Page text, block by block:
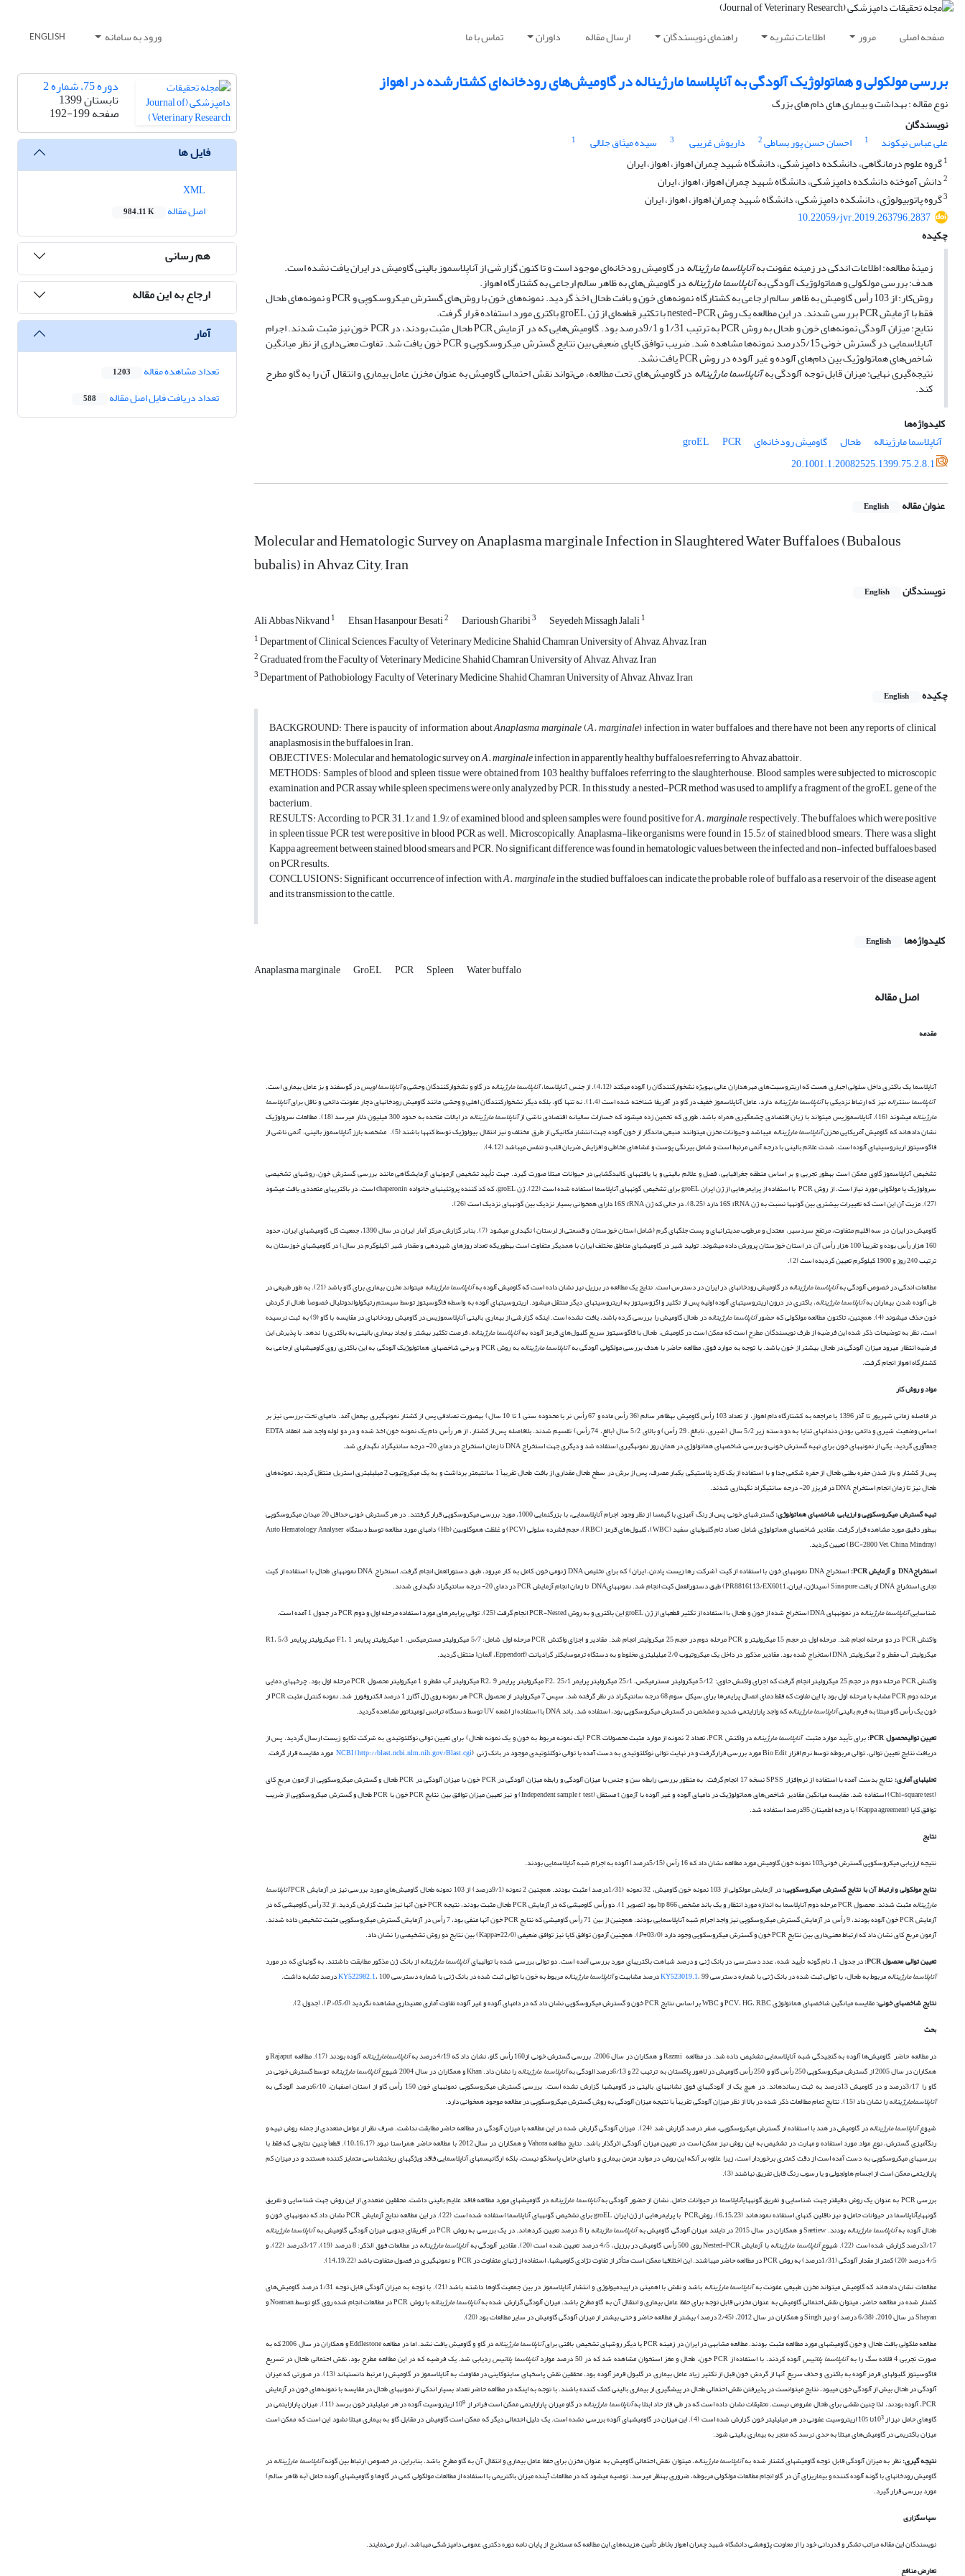
صفحه اصلی مرور اطلاعات نشریه راهنمای نویسندگان ارسال مقاله داوران تماس با ما ورود به سامانه ENGLISH
بررسی مولکولی و هماتولوژیک آلودگی به آناپلاسما مارژیناله در گاومیش‌های رودخانه‌ای کشتارشده در اهواز
نوع مقاله : بهداشت و بیماری های دام های بزرگ
نویسندگان
علی عباس نیکوند
1 احسان حسن پور بساطی2 داریوش غریبی 3 سیده میثاق جلالی
1
1گروه علوم درمانگاهی، دانشکده دامپزشکی، دانشگاه شهید چمران اهواز، اهواز، ایران
2دانش آموخته دانشکده دامپزشکی، دانشگاه شهید چمران اهواز، اهواز، ایران
3گروه پاتوبیولوژی، دانشکده دامپزشکی، دانشگاه شهید چمران اهواز، اهواز، ایران
10.22059/jvr.2019.263796.2837
چکیده
زمینۀ مطالعه: اطلاعات اندکی در زمینه عفونت بهآناپلاسما مارژینالهدر گاومیش رودخانه‌ای موجود است و تا کنون گزارشی از آناپلاسموز بالینی گاومیش در ایران یافت نشده است.
هدف: بررسی مولکولی و هماتولوژیک آلودگی بهآناپلاسما مارژینالهدر گاومیش‌های به ظاهر سالم ارجاعی به کشتارگاه اهواز.
روش‌کار: از 103 رأس گاومیش به ظاهر سالم ارجاعی به کشتارگاه نمونه‌های خون و بافت طحال اخذ گردید. نمونه‌های خون با روش‌های گسترش میکروسکوپی و PCR و نمونه‌های طحال
فقط با آزمایش PCR بررسی شدند. در این مطالعه یک روش nested-PCR با تکثیر قطعه‌ای از ژن groEL باکتری مورد استفاده قرار گرفت.
نتایج: میزان آلودگی نمونه‌های خون و طحال به روش PCR به ترتیب 1/31 و 9/1درصد بود. گاومیش‌هایی که در آزمایش PCR طحال مثبت بودند، در PCR خون نیز مثبت شدند. اجرام
آناپلاسمایی در گسترش خونی 5/15درصد نمونه‌ها مشاهده شد. ضریب توافق کاپای ضعیفی بین نتایج گسترش میکروسکوپی و PCR خون یافت شد. تفاوت معنی‌داری از نظر میانگین
شاخص‌های هماتولوژیک بین دام‌های آلوده و غیر آلوده در روش PCR یافت نشد.
نتیجه‌گیری نهایی: میزان قابل توجه آلودگی بهآناپلاسما مارژینالهدر گاومیش‌های تحت مطالعه، می‌تواند نقش احتمالی گاومیش به عنوان مخزن عامل بیماری و انتقال آن را به گاو مطرح
‌کند.
کلیدواژه‌ها
آناپلاسما مارژیناله
طحال گاومیش رودخانه‌ای groEL
PCR
20.1001.1.20082525.1399.75.2.8.1
عنوان مقاله English
Molecular and Hematologic Survey on Anaplasma marginale Infection in Slaughtered Water Buffaloes (Bubalous
bubalis) in Ahvaz City, Iran
نویسندگان English
Ali Abbas Nikvand1 Ehsan Hasanpour Besati2 Darioush Gharibi3 Seyedeh Missagh Jalali1
1Department of Clinical Sciences, Faculty of Veterinary Medicine, Shahid Chamran University of Ahvaz, Ahvaz, Iran
2Graduated from the Faculty of Veterinary Medicine, Shahid Chamran University of Ahvaz, Ahvaz, Iran
3Department of Pathobiology, Faculty of Veterinary Medicine, Shahid Chamran University of Ahvaz, Ahvaz, Iran
چکیده
English
BACKGROUND: There is paucity of information aboutAnaplasma marginale(A. marginale) infection in water buffaloes and there have not been any reports of clinical
anaplasmosis in the buffaloes in Iran.
OBJECTIVES: Molecular and hematologic survey onA. marginaleinfection in apparently healthy buffaloes referring to Ahvaz abattoir.
METHODS: Samples of blood and spleen tissue were obtained from 103 healthy buffaloes referring to the slaughterhouse. Blood samples were subjected to microscopic
examination and PCR assay while spleen specimens were only analyzed by PCR. In this study, a nested-PCR method was used to amplify a fragment of the groEL gene of the
bacterium.
RESULTS: According to PCR, 31.1% and 1.9% of examined blood and spleen samples were found positive forA. marginale, respectively. The buffaloes which were positive
in spleen tissue PCR test were positive in blood PCR, as well. Microscopically, Anaplasma-like organisms were found in 15.5% of stained blood smears. There was a slight
Kappa agreement between stained blood smears and PCR. No significant difference was found in hematologic values between the infected and non-infected buffaloes based
on PCR results.
CONCLUSIONS: Significant occurrence of infection withA. marginalein the studied buffaloes can indicate the probable role of buffalo as a reservoir of the disease agent
and its transmission to the cattle.
کلیدواژه‌ها English
Anaplasma marginale GroEL PCR Spleen Water buffalo
اصل مقاله
مقدمه
آناپلاسما یک باکتری داخل سلولی اجباری هست که اریتروسیت‌های مهره­داران عالی به­ویژه نشخوارکنندگان را آلوده می­کند (4،12). از جنس آناپلاسما، آناپلاسما مارژینالهدر گاو و نشخوارکنندگان وحشی وآناپلاسما اویسدر گوسفند و بز عامل بیماری است.
آناپلاسما سنترالهنیز که ارتباط نزدیکی باآناپلاسما مارژیناله دارد، عامل آناپلاسموز خفیف در گاو در آفریقا شناخته شده است (1،4). نه تنها گاو، بلکه دیگر نشخوارکنندگان اهلی و وحشی مانند گاومیش رودخانه­ای دچار عفونت دائمی و ناقل برای
آناپلاسما
مارژینالهمی­شوند (16). آناپلاسموزیس می­تواند با زیان اقتصادی چشمگیری همراه باشد، طوری که تخمین زده می­شود که خسارات سالیانه اقتصادی ناشی از آناپلاسما مارژیناله
در ایالات متحده به حدود 300 میلیون دلار می­رسد (18). مطالعات سرولوژیک
نشان داده­اند که گاومیش آمریکایی مخزنآناپلاسما مارژیناله
می­باشد و حیوانات مخزن می­توانند منبعی ماندگار از خون آلوده جهت انتشار مکانیکی از طرق مختلف و نیز انتقال بیولوژیک توسط کنه­ها باشند (5). مشخصه بارز آناپلاسموز بالینی، آنمی ناشی از
فاگوسیتوز اریتروسیت­های آلوده است. شدت علائم بالینی با درجه آنمی مرتبط است و شامل بی­رنگی پوست و غشاهای مخاطی و افزایش ضربان قلب و تنفس می­باشد (4،12).
تشخیص آناپلاسموز گاوی ممکن است به­طور تجربی و بر اساس منطقه جغرافیایی، فصل و علائم بالینی و یا یافته­های کالبدگشایی در حیوانات مبتلا صورت گیرد. جهت تأیید تشخیص آزمون­های آزمایشگاهی مانند بررسی گسترش خون، روش­های تشخیصی
سرولوژیک یا مولکولی مورد نیاز است. از روش PCR با استفاده از پرایمرهایی از ژن اپران groEL برای تشخیص گونه­های آناپلاسما استفاده شده است (22). ژن groEL، که کد کننده پروتئین­های خانواده chaperonin است، در باکتری­های متعددی یافت می­شود
(27). مزیت آن این است که تغییرات بیشتری بین گونه­ها نسبت به ژن 16S rRNA دارد (8،25)، در حالی که ژن 16S rRNA دارای هم­خوانی بسیار نزدیک بین گونه­های نزدیک است (26).
گاومیش در ایران در سه اقلیم متفاوت، مرتفع سردسیر، معتدل و مرطوب مدیترانه­ای و پست جلگه­ای گرم (شامل استان خوزستان و قسمتی از لرستان) نگهداری می­شود (7). بنابر گزارش مرکز آمار ایران در سال 1390، جمعیت کل گاومیش­های ایران، حدود
160 هزار رأس بوده و تقریباً 100 هزار رأس آن در استان خوزستان پرورش داده می­شوند. تولید شیر در گاومیش­های مناطق مختلف ایران با همدیگر متفاوت است به­طوریکه تعداد روزهای شیردهی و مقدار شیر (کیلوگرم در سال) در گاومیش­های خوزستان به
ترتیب 240 روز و 1900 کیلوگرم تعیین گردیده است (2).
مطالعات اندکی در خصوص آلودگی بهآناپلاسما مارژینالهدر گاومیش رودخانه­ای در ایران در دسترس است. نتایج یک مطالعه در برزیل نیز نشان داده است که گاومیش آلوده بهآناپلاسما مارژیناله
می­تواند مخزن بیماری برای گاو باشد (21). به طور طبیعی در
طی آلوده شدن بیماران بهآناپلاسما مارژیناله، باکتری در درون اریتروسیت­های آلوده اولیه پس از تکثیر و اگزوسیتوز به اریتروسیت­های دیگر منتقل می­شود. اریتروسیت­های آلوده به واسطه فاگوسیتوز توسط سیستم رتیکولواندوتلیال خصوصاً طحال از گردش
خون حذف می­شوند (4). همچنین، تاکنون مطالعه مولکولی که حضور
آناپلاسما مارژیناله
در طحال گاومیش را بررسی کرده باشد، یافت نشده است. اینکه گزارشی از بیماری بالینی آناپلاسموزیس در گاومیش رودخانه­ای در مقایسه با گاو (9) به ثبت نرسیده
است، نظر به توضیحات ذکر شده این فرضیه از طرف نویسندگان مطرح است که ممکن است در گاومیش، طحال با فاگوسیتوز سریع گلبول‌های قرمز آلوده بهآناپلاسما مارژیناله، فرصت تکثیر بیشتر و ایجاد بیماری بالینی به باکتری را ندهد. با پذیرش این
فرضیه انتظار می­رود میزان آلودگی در طحال بیشتر از خون باشد. با توجه به موارد فوق، مطالعه حاضر با هدف بررسی مولکولی آلودگی بهآناپلاسما مارژیناله
به روش PCR و برخی شاخص­های هماتولوژیک آلودگی به این باکتری روی گاومیش­های ارجاعی به
کشتارگاه اهواز انجام گرفت.
مواد و روشکار
در فاصله زمانی شهریور تا آذر 1396 با مراجعه به کشتارگاه دام اهواز، از تعداد 103 رأس گاومیش به­ظاهر سالم (36 رأس ماده و 67 رأس نر با محدوده سنی 1 تا 10 سال) به­صورت تصادفی پس از کشتار نمونه­گیری به­عمل آمد. دام­های تحت بررسی نیز بر
اساس وضعیت شیری و دائمی بودن دندان­های ثنایا به دو دسته زیر 5/2 سال (شیری، نابالغ، 29 رأس) و بالای 5/2 سال (بالغ، 74 رأس) تقسیم شدند. بلافاصله پس از کشتار، از هر رأس دام یک نمونه خون اخذ شده و در دو لوله واجد ضد انعقاد EDTA
جمع­آوری گردید. یکی از نمونه­های خون برای تهیه گسترش خونی و بررسی شاخص­های هماتولوژی در همان روز نمونه­گیری استفاده شد و دیگری جهت استخراج DNA تا زمان استخراج در دمای 20- درجه سانتی­گراد نگهداری شد.
پس از کشتار و باز شدن حفره بطنی طحال از حفره شکمی جدا و با استفاده از یک کارد پلاستیکی یک­بار مصرف، پس از برش در سطح طحال مقداری از بافت طحال تقریباً 1 سانتی­متر برداشت و به یک میکروتیوب 2 میلی­لیتری استریل منتقل گردید. نمونه‌های
طحال نیز تا زمان انجام استخراج DNA در فریزر 20- درجه سانتی­گراد نگهداری شدند.
تهیه گسترش میکروسکوپی و ارزیابی شاخص­های هماتولوژی:
گسترش­های خونی پس از رنگ آمیزی با گیمسا از نظر وجود اجرام آناپلاسمایی، با بزرگنمایی 1000، مورد بررسی میکروسکوپی قرار گرفتند. در هر گسترش خونی حداقل 20 میدان میکروسکوپی
به­طور دقیق مورد مشاهده قرار ­گرفت. مقادیر شاخص­های هماتولوژی شامل تعداد تام گلبول­های سفید (WBC)، گلبول‌های قرمز (RBC)، حجم فشرده سلولی (PCV) و غلظت هموگلوبین (Hb) دام­های مورد مطالعه توسط دستگاه Auto Hematology Analyser
(BC-2800 Vet, China, Mindray) تعیین گردید.
استخراجDNA و آزمایشPCR
:
استخراج DNA نمونه­های خون با استفاده از کیت (شرکت رها زیست پادتن، ایران) که برای تخلیص DNA ژنومی خون کامل به کار می­رود، طبق دستورالعمل انجام گرفت. استخراج DNA نمونه­های طحال با استفاده از کیت
تجاری استخراج DNA از بافت Sina pure (سیناژن، ایران،PR8816113/EX6011) طبق دستورالعمل کیت انجام شد. نمونه­هایDNA تا زمان انجام آزمایش PCR در دمای 20- درجه سانتی­گراد نگهداری شدند.
شناساییآناپلاسما مارژینالهدر نمونه­های DNA استخراج شده از خون و طحال با استفاده از تکثیر قطعه­ای از ژن groEL این باکتری و به روش PCR-Nested انجام گرفت (25). توالی پرایمرهای مورد استفاده مرحله اول و دوم PCR در جدول 1 آمده است.
واکنش PCR در دو مرحله انجام شد. مرحله اول در حجم 15 میکرولیتر و PCR مرحله دوم در حجم 25 میکرولیتر انجام شد. مقادیر و اجزای واکنش PCR مرحله اول شامل: 5/7 میکرولیتر مسترمیکس، 1 میکرولیتر پرایمر F1، 1 میکرولیتر پرایمر R1، 5/3
میکرولیتر آب مقطر و 2 میکرولیتر DNA استخراج شده بود. مقادیر مذکور در داخل یک میکروتیوب 2/0 میلی­لیتری مخلوط و به دستگاه ترموسایکلر گرادیانت (Eppendorf، آلمان( منتقل گردید.
واکنش PCR مرحله دوم در حجم 25 میکرولیتر انجام گرفت که اجزای واکنش حاوی: 5/12 میکرولیتر مسترمیکس، 25/1 میکرولیتر پرایمر F2، 25/1 میکرولیتر پرایمر R2، 9 میکرولیتر آب مقطر و 1 میکرولیتر محصول PCR مرحله اول بود. چرخه­های دمایی
مرحله دوم PCR مشابه با مرحله اول بود با این تفاوت که فقط دمای اتصال پرایمر­ها برای سیکل سوم 68 درجه سانتی­گراد در نظر گرفته شد. سپس 7 میکرولیتر از محصول PCR هر نمونه روی ژل آگارز 1 درصد الکتروفورز شد. نمونه کنترل مثبت PCR از
خون یک رأس گاو مبتلا به فرم بالینیآناپلاسما مارژینالهکه واجد پارازایتمی شدید و مشخص در گسترش میکروسکوپی بود، استفاده شد. باند DNA با استفاده از اشعه UV توسط دستگاه ترانس لومیناتور مشاهده گردید.
تعیینتوالیمحصولPCR
:برای تأیید موارد مثبتآناپلاسما مارژیناله
در واکنش PCR، تعداد 2 نمونه از موارد مثبت محصولات PCR (یک نمونه مربوط به خون و یک نمونه طحال) برای تعیین توالی نوکلئوتیدی به شرکت تکاپو زیست ارسال گردید. پس از
دریافت نتایج تعیین توالی، توالی مربوطه توسط نرم افزار Bio Edit مورد بررسی قرارگرفت و در نهایت توالی نوکلئوتیدی به دست آمده با توالی نوکلئوتیدی موجود در بانک ژنی (
http://blast.ncbi.nlm.nih.gov/Blast.cgi) NCBI
مورد مقایسه قرار گرفت.
تحلیل­های آماری:
نتایج بدست آمده با استفاده از نرم‌افزار SPSS نسخه 17 انجام گرفت. به منظور بررسی رابطه سن و جنس با میزان آلودگی و رابطه میزان آلودگی در PCR خون با میزان آلودگی در PCR طحال و گسترش میکروسکوپی از آزمون­ مربع کای
(Chi-square test) استفاده شد. مقایسه میانگین مقادیر شاخص‌های هماتولوژیک در دام­های آلوده و غیر آلوده با آزمون t مستقل (Independent sample
t
test) و نیز تعیین میزان توافق بین نتایج PCR خون با PCR طحال و گسترش میکروسکوپی از ضریب
توافق کاپا (Kappa agreement) با درجه اطمینان 95درصد استفاده شد.
نتایج
نتیجه ارزیابی میکروسکوپی گسترش خونی103 نمونه خون گاومیش مورد مطالعه نشان داد که 16 رأس (5/15درصد) آلوده به اجرام شبه آناپلاسمایی بودند.
نتایج مولکولی و ارتباط آن با نتایج گسترش میکروسکوپی:در آزمایش مولکولی از 103 نمونه خون گاومیش، 32 نمونه (1/31درصد) مثبت بودند. همچنین 2 نمونه (9/1درصد) از 103 نمونه طحال گاومیش‌های مورد بررسی نیز در آزمایش PCR
آناپلاسما
مارژیناله
مثبت شدند. محصول PCR مرحله دوم آناپلاسما به ­اندازه مورد انتظار و یک باند مشخص bp 866 بود (تصویر 1). دو رأس گاومیشی که در آزمایش PCR طحال مثبت بودند، نتیجه PCR خون آن­ها نیز مثبت گزارش گردید. از 32 رأس گاومیشی که در
آزمایش PCR خون آلوده بودند، 9 رأس در آزمایش گسترش میکروسکوپی نیز واجد اجرام شبه آناپلاسمایی بودند. همچنین از بین 71 رأس گاومیشی که نتایج PCR خون آن­ها منفی بود، 7 رأس در آزمایش گسترش میکروسکوپی مثبت تشخیص داده شدند.
آزمون مربع کای نشان داد که ارتباط معنی‌داری بین نتایج PCR خون و گسترش میکروسکوپی وجود دارد (03/0=
P). همچنین آزمون توافق کاپا نیز توافق ضعیفی (22/0=Kappa) بین نتایج دو روش تشخیصی را نشان داد.
تعیین توالی محصولPCR
:در جدول 1، نام گونه تأیید شده، عدد دسترسی در بانک ژنی و درصد شباهت باکتری­های مورد بررسی آمده است. دو توالی بررسی شده با توالی­های آناپلاسما مارژینالهاز بانک ژن مذکور مطابقت داشتند. به گونه­ای که در مورد
آناپلاسما مارژینالهمربوط به طحال، با توالی ثبت شده در بانک ژنی با شماره دسترسی KY523019.1، 99 درصد مشابهت و آناپلاسما مارژینالهمربوط به خون با توالی ثبت شده در بانک ژنی با شماره دسترسی KY522982.1، 100 درصد تشابه داشت.
نتایج شاخص­های خونی:مقایسه میانگین شاخص­های هماتولوژی PCV، HG، RBC و WBC بر اساس نتایج PCR خون و گسترش میکروسکوپی نشان داد که در دام­های آلوده و غیر آلوده تفاوت آماری معنی­داری مشاهده نگردید ( 05/0<
P)، (جدول 2).
بحث
در مطالعه حاضر گاومیش‌ها آلوده به گنجیدگی شبه آناپلاسمایی تشخیص داده شد. در مطالعه Razmi و همکاران در سال 2006، بررسی گسترش خونی از160 رأس گاو، نشان داد که 4/19درصد به
آناپلاسمامارژیناله
آلوده بودند (17). مطالعه Rajaput و
همکاران در سال 2005 از گسترش میکروسکوپی 250 رأس گاو و 250 رأس گاومیش در لاهور پاکستان به ترتیب 22 و 6/13درصد الودگی به
آناپلاسما مارژینالهرا نشان داد. Khan و همکاران در سال 2004 شیوع آناپلاسما مارژیناله توسط گسترش خونی در
گاو را 3/17درصد و در گاومیش 13درصد به ثبت رسانده­اند. در هیچ یک از آلودگی­های فوق نشانه­های بالینی در گاومیش­ها گزارش نشده است. بررسی گسترش میکروسکوپی نمونه­های خون 150 رأس گاو از استان اصفهان، 6/10درصد آلودگی به
آناپلاسمامارژینالهرا نشان داد (15). نتایج تمام مطالعات ذکر شده در بالا از نظر میزان آلودگی تقریباً با نتیجه میزان آلودگی به روش گسترش میکروسکوپی در مطالعه موجود هم­خوانی دارد.
شیوعآناپلاسما مارژیناله
در گاومیش در هند با استفاده از گسترش میکروسکوپی، صفر درصد گزارش شد (24). میزان آلودگی گزارش شده در این مطالعه با میزان آلودگی در مطالعه حاضر مطابقت نداشت. صرف نظر از عوامل متعددی از جمله روش تهیه و
رنگ­آمیزی گسترش، نوع مواد مورد استفاده و مهارت در تشخیص به این روش نیز ممکن است در تعیین میزان آلودگی اثرگذار باشد. نتایج مطالعه Vahora و همکاران در سال 2012 با مطالعه حاضر هم­راستا نبود (10،16،17). قطعاً چنین نتایجی که فقط با
بررسی­های میکروسکوپی به دست آمده است از دقت کمتری برخوردار است، زیرا علاوه بر آن­که این روش در موارد مزمن بیماری و دام­های حامل پاسخگو نیست، بلکه ارگانیسم­های آناپلاسمایی فاقد ویژگی­های ریخت­شناسی متمایز کننده هستند و در میزان کم
پارازیتمی ممکن است از اجسام هاول­جولی و یا رسوب رنگ قابل تفریق نباشند (3).
بررسی PCR به عنوان یک روش دقیق­تر جهت شناسایی و تفریق گونه­هایآناپلاسما در حیوانات حامل، نشان از حضور آلودگی به
آناپلاسما مارژینالهدر گاومیش­های مورد مطالعه فاقد علایم بالینی داشت. محققین متعددی از این روش جهت شناسایی و تفریق
گونه­هایآناپلاسما در حیوانات حامل و نیز ناقلین کنه­ای استفاده نموده­اند (6،15،23). روشPCR با پرایمرهایی از ژن اپران groEL برای تشخیص گونه­های آناپلاسما استفاده شده است (22). در این مطالعه نتایج آزمایش PCR نشان داد که نمونه­های خون و
طحال آلوده بهآناپلاسما مارژینالهبودند. Saetiew و همکاران در سال 2015 در تایلند میزان آلودگی گاومیش به آناپلاسما ماژیناله را 8 درصد تعیین کرده­اند. در یک بررسی به روش PCR در آفریقای جنوبی میزان آلودگی گاومیش­ به
آناپلاسما مارژیناله
3/17درصد گزارش شده است (22). شیوع
آناپلاسما مارژینالهبا آزمایش Nested-PCR روی 500 رأس گاومیش در برزیل، 4/5 درصد تعیین شده است (20). مقادیر آلودگی به آناپلاسما مارژیناله
در مطالعات فوق الذکر: 8 درصد (19)، 3/17درصد (22)، و
4/5 درصد (20) کمتر از مقدار آلودگی (1/31درصد) به روش PCR در مطالعه حاضر می­باشند. این اختلاف­ها ممکن است متأثر از تفاوت نژادی گاومیش­ها، استفاده از ژن­های متفاوت در PCR و نمونه­گیری در فصول متفاوت باشد (14،19،22).
مطالعات نشان داده­اند که گاومیش می­تواند مخزن طبیعی عفونت بهآناپلاسما مارژیناله
­باشد و نقش با اهمیتی در اپیدمیولوژی و انتشار آناپلاسموز در بین جمعیت گاوها داشته باشد (21). با توجه به میزان آلودگی قابل توجه 1/31 درصد گاومیش‌های
کشتار شده در مطالعه حاضر، می­توان نقش احتمالی گاومیش به عنوان مخزنی قابل توجه برای حفظ عامل بیماری و انتقال آن به گاو مطرح باشد. میزان آلودگی گزارش شده بهآناپلاسما مارژیناله
با روش PCR در مطالعات انجام شده روی گاو توسط Noaman و
Shayan در سال 2010، (6/38 درصد) و نیز Singh و همکاران در سال 2012، (2/45 درصد) بیشتر از مطالعه حاضر و حتی بیشتر از میزان آلودگی گاومیش در سایر مطالعات بود (20).
مطالعه ملکولی بافت طحال و خون گاومیش­های مورد مطالعه مثبت بودند. مطالعه مشابهی در ایران در زمینه PCR یا دیگر روش­های تشخیص بافتی برای
آناپلاسما مارژیناله
در گاو و گاومیش یافت نشد. اما در مطالعه Eddlestone و همکاران در سال 2006 که به
صورت تجربی 4 قلاده سگ را به
آناپلاسما پلاتیسآلوده کردند، با استفاده از PCR خون، طحال و مغز استخوان مشاهده شد که در 50 درصد موارد آناپلاسما پلاتیسردیابی شد. یک فرضیه که در این مطالعه مطرح بود، نقش احتمالی طحال در تسریع
فاگوسیتوز گلبول­های قرمز آلوده به باکتری و حذف سریع آن­ها از گردش خون قبل از تکثیر زیاد عامل بیماری در گلبول قرمز آلوده بود. محققین نقش پاسخ­های سایتوکاینی در مقاومت به آناپلاسموز در گاومیش را مرتبط دانسته­اند (13). در صورتی که میزان
آلودگی در طحال بیش از آلودگی خون می­بود، نتایج می­توانست در پذیرفتن نقش احتمالی طحال در پیشگیری از بیماری بالینی کمک کننده باشند. با توجه به اینکه در مطالعه حاضر تعداد بسیار اندکی از نمونه­های طحال در مقایسه با نمونه‌های خون در آزمایش
PCR، آلوده بودند، لذا چنین نقشی برای طحال مفروض نیست. تحقیقات نشان داده است که در طی فاز حاد ابتلا به
آناپلاسما مارژینالهدر گاو میزان پارازایتمی ممکن است فراتر از 10 9
اریتروسیت آلوده در هر میلی­لیتر خون برسد (11). میزان پارازایتمی در
گاوهای حامل نیز از 103 تا 105
اریتروسیت عفونی در هر میلی­لیتر خون گزارش شده است (4). این میزان در گاومیش­های آلوده بررسی نشده است. یک دلیل احتمالی دیگر که ممکن است گاومیش در مقابل گاو به بیماری مبتلا نشود این است که ممکن است
میزان باکتریمی در گاومیش‌های مبتلا به حدی نرسد که منجر به بیماری بالینی شود.
نتیجه­ گیری:نظر به میزان آلودگی قابل توجه گاومیش­های کشتار شده بهآناپلاسما مارژیناله، می­توان نقش احتمالی گاومیش به عنوان مخزن برای حفظ عامل بیماری و انتقال آن به گاو مطرح باشد. بنابراین، در خصوص ارتباط بین گونهآناپلاسما مارژینالهدر
گاومیش­ رودخانه­ای با گونه آلوده کننده و بیماریزای آن در گاو انجام مطالعات مولکولی مربوطه، ضروری به­نظر می­رسد. توصیه می­شود که در مطالعات آینده میزان باکتریمی با استفاده از مطالعات مولکولی کمی در گاوها و گاومیش­های آلوده حامل (به ظاهر سالم)
مورد بررسی قرار گیرد.
سپاسگزاری
نویسندگان این مقاله مراتب تشکر و قدردانی خود را از معاونت پژوهشی دانشگاه شهید چمران اهواز بخاطر تأمین هزینه‌های این مطالعه که مستخرج از پایان نامه دوره دکتری عمومی دامپزشکی می­باشد، ابراز می‌نمایند.
تعارض منافع
دوره 75، شماره 2
تابستان 1399
صفحه192-199
فایل ها
اصل مقاله
984.11 K
هم رسانی
ارجاع به این مقاله
آمار
تعداد مشاهده مقاله 1,203
تعداد دریافت فایل اصل مقاله 588